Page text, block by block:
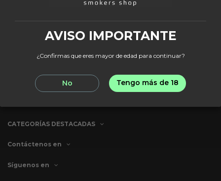
Puede darse de baja en cualquier momento.
CATEGORÍAS DESTACADAS
Contáctenos en
AVISO IMPORTANTE
¿Confirmas que eres mayor de edad para continuar?
No Tengo más de 18
Síguenos en